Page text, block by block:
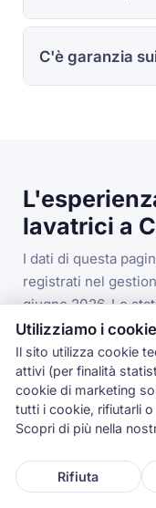
C'è garanzia
lavatrici a
I dati di questa
registrati nel
giugno 2026. Le
codice errore si
provincia di Catania.
Utilizziamo i cookie
Il sito utilizza cookie
attivi (per finalità
cookie di marketing
tutti i cookie, rifiutarli
Scopri di più nella
Rifiuta